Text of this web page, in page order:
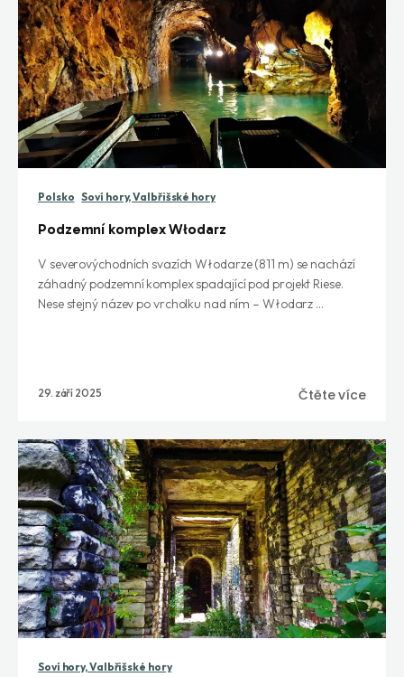
Polsko Soví hory, Valbřišské hory
Podzemní komplex Włodarz
V severovýchodních svazích Włodarze (811 m) se nachází
záhadný podzemní komplex spadající pod projekt Riese.
Nese stejný název po vrcholku nad ním – Włodarz ...
29. září 2025 Čtěte více
Soví hory, Valbřišské hory